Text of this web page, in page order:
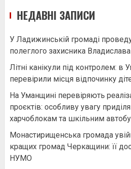
НЕДАВНІ ЗАПИСИ
У Ладижинській громаді
полеглого захисника
Літні канікули під контролем: в
перевірили місця відпочинку
На Уманщині перевіряють
проєктів: особливу увагу
харчоблокам та шкільним
Монастирищенська громада
кращих громад Черкащини: її
НУМО